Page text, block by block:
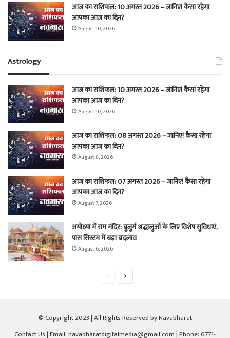
आज का राशिफल: 10 अगस्त 2026 – जानिए! कैसा रहेगा
आपका आज का दिन?
August 10, 2026
Astrology
आज का राशिफल: 10 अगस्त 2026 – जानिए! कैसा रहेगा
आपका आज का दिन?
August 10, 2026
आज का राशिफल: 08 अगस्त 2026 – जानिए! कैसा रहेगा
आपका आज का दिन?
August 8, 2026
आज का राशिफल: 07 अगस्त 2026 – जानिए! कैसा रहेगा
आपका आज का दिन?
August 7, 2026
अयोध्या में राम मंदिर: बुजुर्ग श्रद्धालुओं के लिए विशेष सुविधाएं,
पास सिस्टम में बड़ा बदलाव
August 6, 2026
PreviousNext
© Copyright 2023 | All Rights Reserved by Navabharat
Contact Us| Email: navabharatdigitalmedia@gmail.com | Phone: 0771-